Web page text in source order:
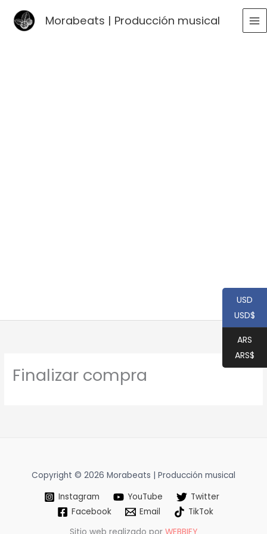
Morabeats | Producción musical
Finalizar compra
Copyright © 2026 Morabeats | Producción musical
Instagram
YouTube
Twitter
Facebook
Email
TikTok
USD
USD$
ARS
ARS$